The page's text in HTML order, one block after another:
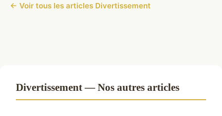
← Voir tous les articles Divertissement
Divertissement — Nos autres articles